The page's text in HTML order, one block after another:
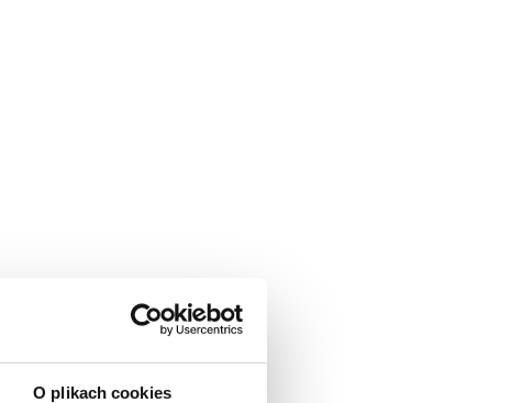
O plikach cookies